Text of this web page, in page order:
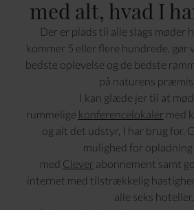
med alt, hvad I
Der er plads til alle slags møder
kommer 5 eller flere hundrede, gør
bedste oplevelse og de bedste
på naturens
I kan glæde jer til at
rummelige konferencelokalermed
og alt det udstyr, I har brug for.
mulighed for opladning
med Clever abonnement samt
internet med tilstrækkelig
alle seks hoteller.